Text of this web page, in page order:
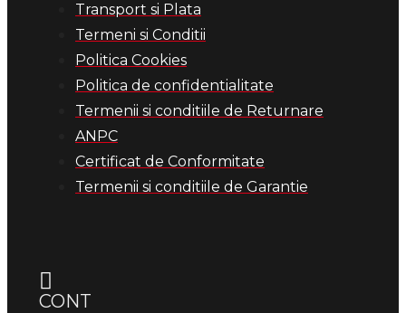
Transport si Plata
Termeni si Conditii
Politica Cookies
Politica de confidentialitate
Termenii si conditiile de Returnare
ANPC
Certificat de Conformitate
Termenii si conditiile de Garantie
CONT